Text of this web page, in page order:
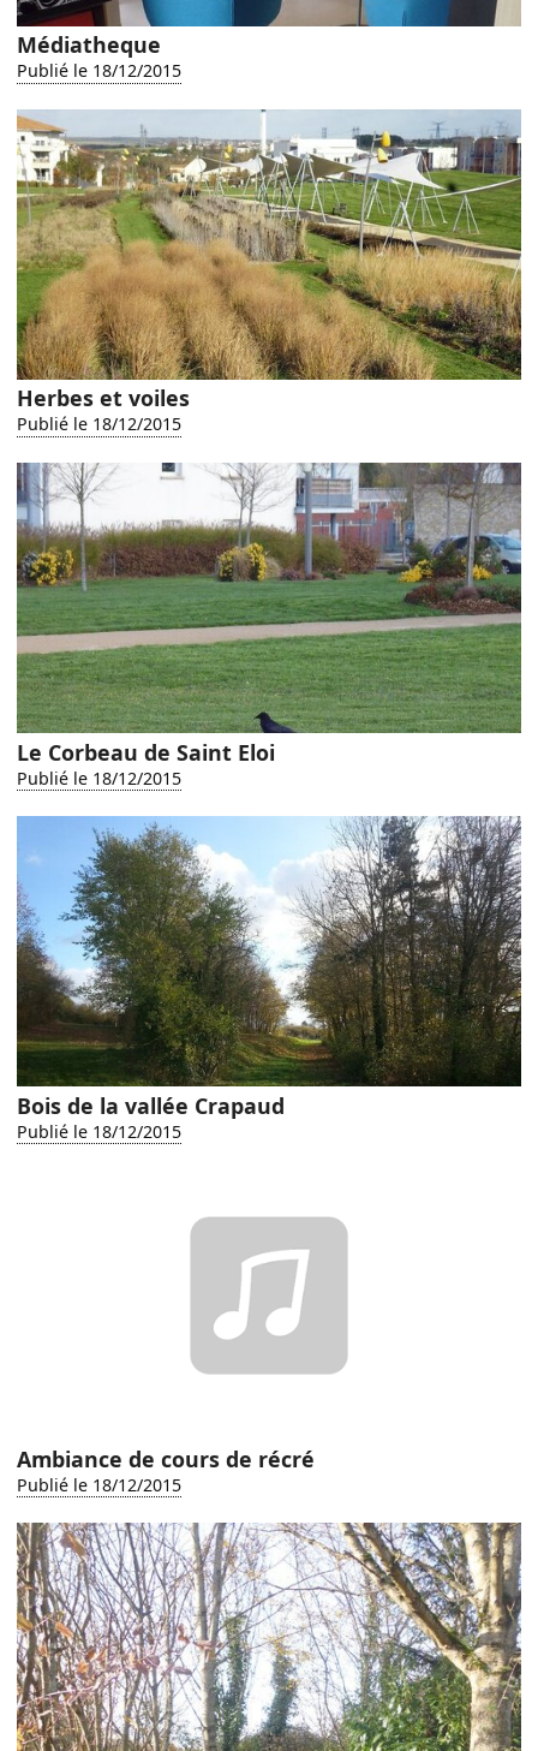
Médiatheque
Publié le 18/12/2015
Herbes et voiles
Publié le 18/12/2015
Le Corbeau de Saint Eloi
Publié le 18/12/2015
Bois de la vallée Crapaud
Publié le 18/12/2015
Ambiance de cours de récré
Publié le 18/12/2015